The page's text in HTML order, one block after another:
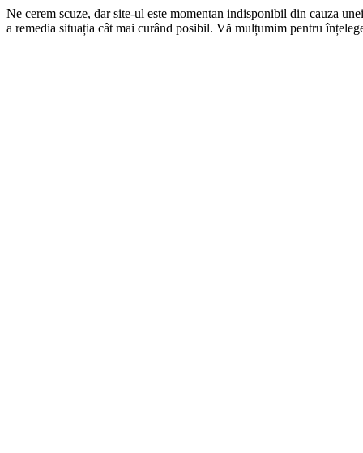
Ne cerem scuze, dar site-ul este momentan indisponibil din cauza
a remedia situația cât mai curând posibil. Vă mulțumim pentru